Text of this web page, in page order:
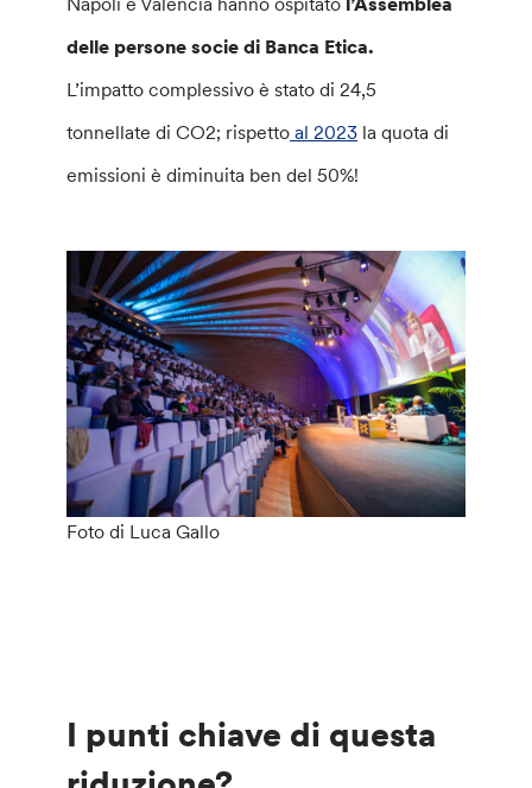
delle persone socie di Banca Etica.
L’impatto complessivo è stato di 24,5
tonnellate di CO2; rispetto al 2023 la quota di
emissioni è diminuita ben del 50%!
Foto di Luca Gallo
I punti chiave di questa